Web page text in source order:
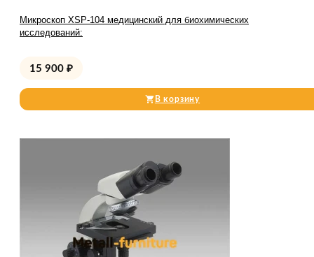
Микроскоп XSP-104 медицинский для биохимических
исследований:
15 900 ₽
В корзину